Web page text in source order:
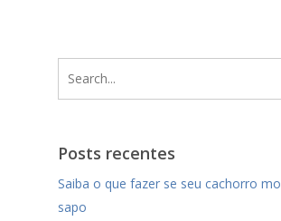
Posts recentes
Saiba o que fazer se seu cachorro
sapo